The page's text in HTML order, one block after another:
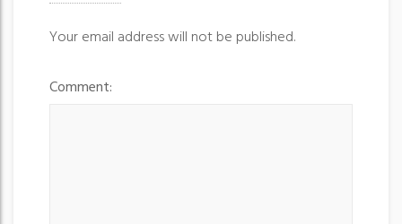
Your email address will not be published.
Comment: